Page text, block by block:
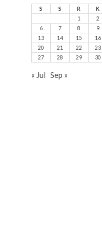
S S R K
1
2
6
7 8 9
13
14 15 16
20
21 22 23
27
28 29 30
« Jul Sep »